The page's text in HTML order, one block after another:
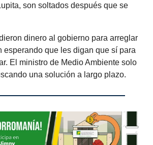
son soltados después que se
dinero al gobierno para arreglar
esperando que les digan que sí para
El ministro de Medio Ambiente solo
una solución a largo plazo.